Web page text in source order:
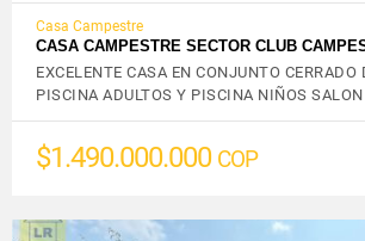
Casa Campestre
CASA CAMPESTRE SECTOR CLUB
EXCELENTE CASA EN CONJUNTO CERRADO
PISCINA ADULTOS Y PISCINA NIÑOS
$1.490.000.000 COP